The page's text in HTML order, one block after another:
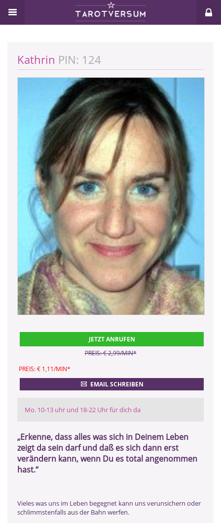
Kathrin PIN: 124
JETZT ANRUFEN
PREIS: € 2,99/MIN*
PREIS: € 1,11/MIN*
EMAIL SCHREIBEN
Mo. 10-13 uhr und 18-22 Uhr für dich da
„Erkenne, dass alles was sich in Deinem Leben
zeigt da sein darf und daß es sich dann erst
verändern kann, wenn Du es total angenommen
hast.“
Vieles was uns im Leben begegnet kann uns verunsichern oder
schlimmstenfalls aus der Bahn werfen.